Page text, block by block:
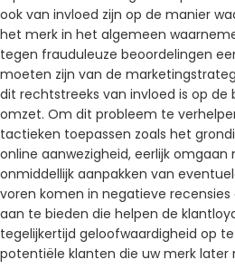
ook van invloed zijn op de manier
het merk in het algemeen
tegen frauduleuze beoordelingen
moeten zijn van de
dit rechtstreeks van invloed is op de
omzet. Om dit probleem te
tactieken toepassen zoals het
online aanwezigheid, eerlijk
onmiddellijk aanpakken van
voren komen in negatieve
aan te bieden die helpen de
tegelijkertijd geloofwaardigheid op
potentiële klanten die uw merk later